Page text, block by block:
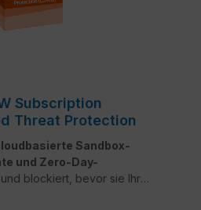
Subscription
Threat Protection
Sandbox-
und Zero-Day-
blockiert, bevor sie Ihr